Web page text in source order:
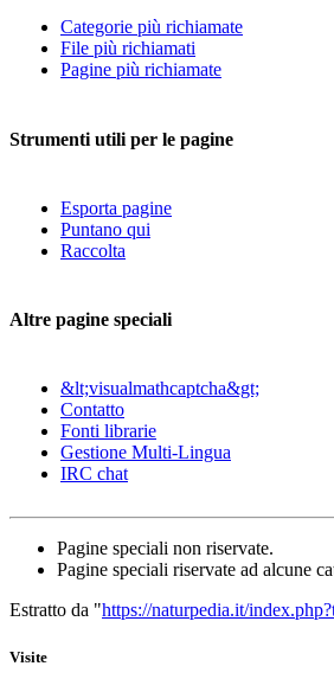
Categorie più richiamate
File più richiamati
Pagine più richiamate
Strumenti utili per le pagine
Esporta pagine
Puntano qui
Raccolta
Altre pagine speciali
&lt;visualmathcaptcha&gt;
Contatto
Fonti librarie
Gestione Multi-Lingua
IRC chat
Pagine speciali non riservate.
Pagine speciali riservate ad alcune
Estratto da "https://naturpedia.it/
Visite